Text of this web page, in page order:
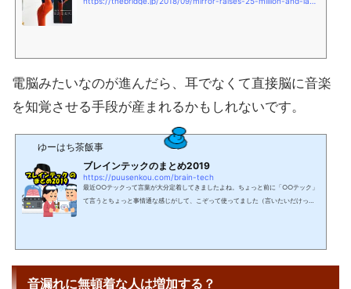
電脳みたいなのが進んだら、耳でなくて直接脳に音楽
を知覚させる手段が産まれるかもしれないです。
ゆーはち茶飯事
ブレインテックのまとめ2019
https://puusenkou.com/brain-tech
最近○○テックって言葉が大分定着してきましたよね。ちょっと前に「○○テック」
て言うとちょっと事情通な感じがして、こぞって使ってました（言いたいだけって
力の速さ・・・フリック入力＞タイピング入力・攻殻機動隊...
音漏れに無頓着な人は増加する？